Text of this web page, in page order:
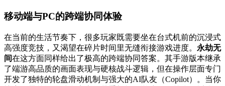
移动端与PC的跨端协同体验
在当前的生活节奏下，很多玩家既需要坐在台式机前的沉浸式
高强度竞技，又渴望在碎片时间里无缝衔接游戏进度。 永劫无
间在这方面同样给出了极高的跨端协同答案。其手游版本继承
了端游高品质的画面表现与硬核战斗逻辑，但在操作层面专门
开发了独特的轮盘滑动机制与强大的AI队友（Copilot）。当你